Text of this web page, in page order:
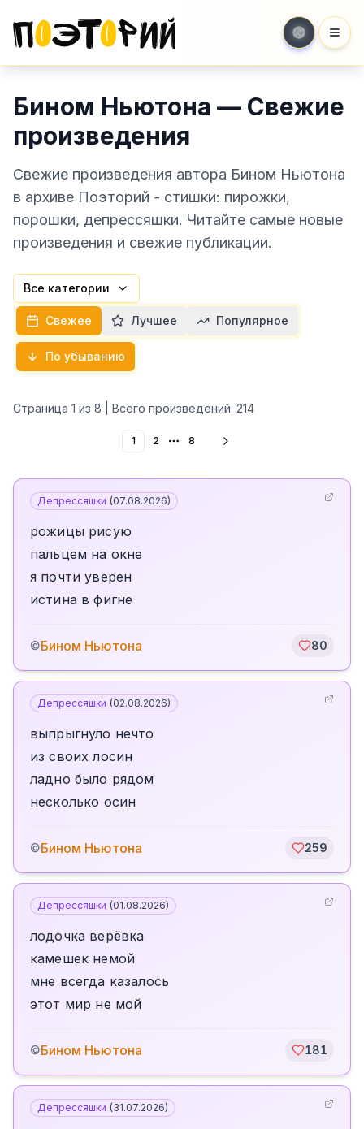
Бином Ньютона — Свежие
произведения
Свежие произведения автора Бином Ньютона
в архиве Поэторий - стишки: пирожки,
порошки, депрессяшки. Читайте самые новые
произведения и свежие публикации.
Все категории
Свежее Лучшее Популярное
По убыванию
Страница 1 из 8 | Всего произведений: 214
1 2 More pages
8
Депрессяшки (07.08.2026)
рожицы рисую
пальцем на окне
я почти уверен
истина в фигне
©Бином Ньютона 80
Депрессяшки (02.08.2026)
выпрыгнуло нечто
из своих лосин
ладно было рядом
несколько осин
©Бином Ньютона 259
Депрессяшки (01.08.2026)
лодочка верёвка
камешек немой
мне всегда казалось
этот мир не мой
©Бином Ньютона 181
Депрессяшки (31.07.2026)